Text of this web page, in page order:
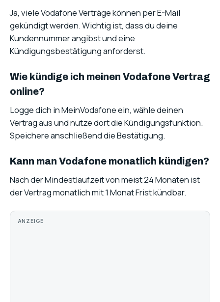
Ja, viele Vodafone Verträge können per E-Mail
gekündigt werden. Wichtig ist, dass du deine
Kundennummer angibst und eine
Kündigungsbestätigung anforderst.
Wie kündige ich meinen Vodafone Vertrag
online?
Logge dich in MeinVodafone ein, wähle deinen
Vertrag aus und nutze dort die Kündigungsfunktion.
Speichere anschließend die Bestätigung.
Kann man Vodafone monatlich kündigen?
Nach der Mindestlaufzeit von meist 24 Monaten ist
der Vertrag monatlich mit 1 Monat Frist kündbar.
ANZEIGE